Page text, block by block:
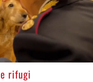
rifugi